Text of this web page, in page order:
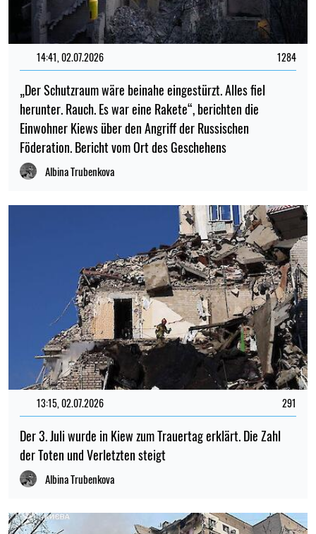
14:41, 02.07.2026 1284
„Der Schutzraum wäre beinahe eingestürzt. Alles fiel
herunter. Rauch. Es war eine Rakete“, berichten die
Einwohner Kiews über den Angriff der Russischen
Föderation. Bericht vom Ort des Geschehens
Albina Trubenkova
13:15, 02.07.2026 291
Der 3. Juli wurde in Kiew zum Trauertag erklärt. Die Zahl
der Toten und Verletzten steigt
Albina Trubenkova